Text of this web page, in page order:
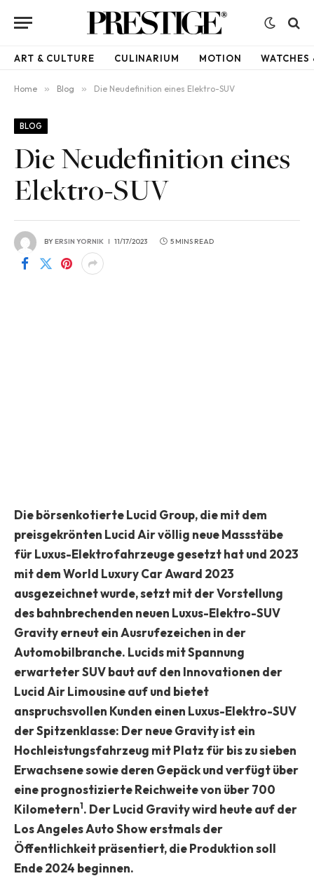
ART & CULTURE CULINARIUM MOTION WATCHES
Home » Blog » Die Neudefinition eines Elektro-SUV
BLOG
Die Neudefinition eines
Elektro-SUV
BYERSIN YORNIK 11/17/2023 5 MINS READ
Die börsenkotierte Lucid Group, die mit dem
preisgekrönten Lucid Air völlig neue Massstäbe
für Luxus-Elektrofahrzeuge gesetzt hat und 2023
mit dem World Luxury Car Award 2023
ausgezeichnet wurde, setzt mit der Vorstellung
des bahnbrechenden neuen Luxus-Elektro-SUV
Gravity erneut ein Ausrufezeichen in der
Automobilbranche. Lucids mit Spannung
erwarteter SUV baut auf den Innovationen der
Lucid Air Limousine auf und bietet
anspruchsvollen Kunden einen Luxus-Elektro-SUV
der Spitzenklasse: Der neue Gravity ist ein
Hochleistungsfahrzeug mit Platz für bis zu sieben
Erwachsene sowie deren Gepäck und verfügt über
eine prognostizierte Reichweite von über 700
Kilometern1. Der Lucid Gravity wird heute auf der
Los Angeles Auto Show erstmals der
Öffentlichkeit präsentiert, die Produktion soll
Ende 2024 beginnen.